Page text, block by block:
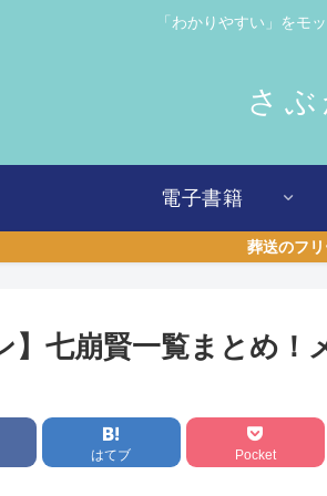
「わかりやすい」をモ
さ
電子書籍
葬送のフ
】七崩賢一覧まとめ！
はてブ Pocket